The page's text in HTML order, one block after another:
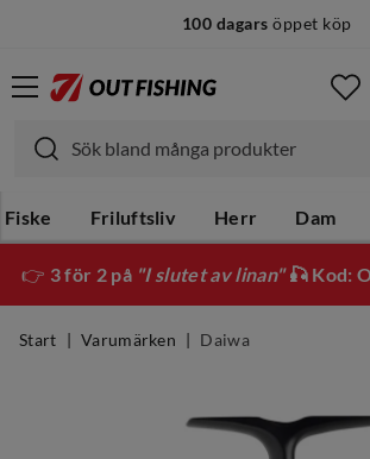
100 dagars öppet köp
Fiske Friluftsliv Herr Dam
👉 3 för 2 på "I slutet av linan"🎣 Kod:
Start Varumärken Daiwa